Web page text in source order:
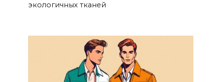
экологичных тканей